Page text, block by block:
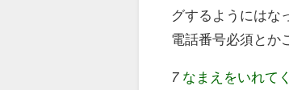
グするようにはな
電話番号必須とか
7 なまえをいれて